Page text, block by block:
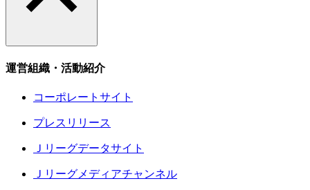
運営組織・活動紹介
コーポレートサイト
プレスリリース
Ｊリーグデータサイト
Ｊリーグメディアチャンネル